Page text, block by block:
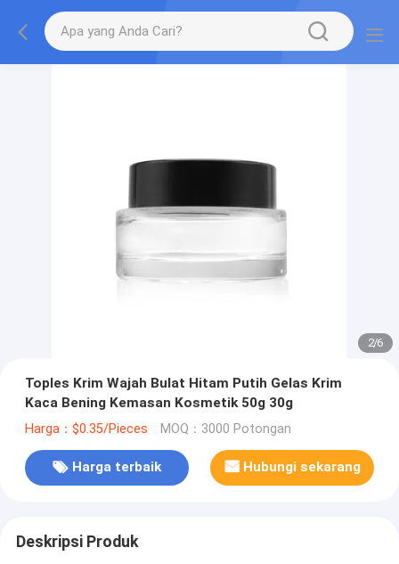
2/6
Toples Krim Wajah Bulat Hitam Putih Gelas Krim
Kaca Bening Kemasan Kosmetik 50g 30g
Harga：$0.35/Pieces MOQ：3000 Potongan
Harga terbaik Hubungi sekarang
Deskripsi Produk